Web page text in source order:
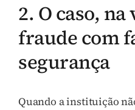
2. O caso,
fraude com
segurança
Quando a instituição